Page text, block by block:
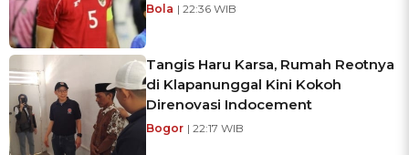
Bola | 22:36 WIB
Tangis Haru Karsa, Rumah Reotnya
di Klapanunggal Kini Kokoh
Direnovasi Indocement
Bogor | 22:17 WIB